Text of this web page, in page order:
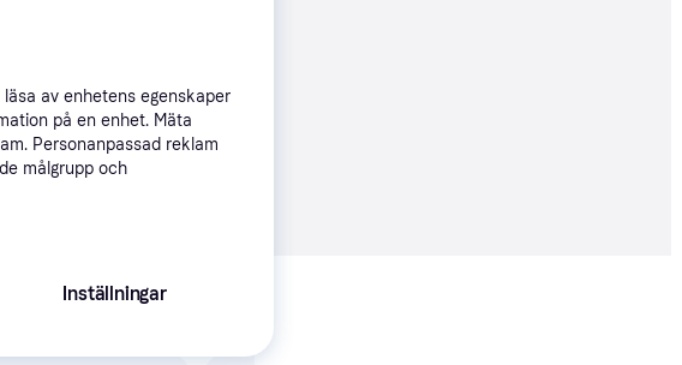
av enhetens egenskaper
på en enhet. Mäta
Personanpassad reklam
målgrupp och
Inställningar